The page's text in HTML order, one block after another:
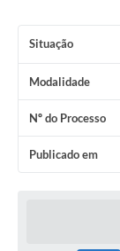
Situação
Modalidade
Nº do Processo
Publicado em